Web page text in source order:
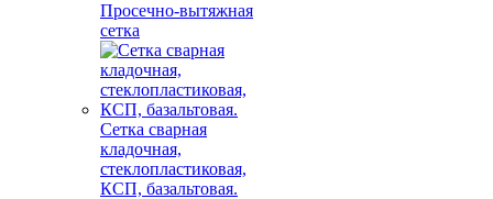
Просечно-вытяжная
сетка
Сетка сварная
кладочная,
стеклопластиковая,
КСП, базальтовая.